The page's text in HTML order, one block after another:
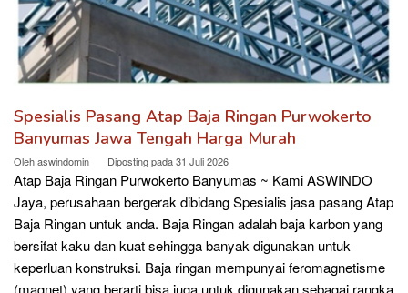
Spesialis Pasang Atap Baja Ringan Purwokerto
Banyumas Jawa Tengah Harga Murah
Olehaswindomin Diposting pada31 Juli 2026
Atap Baja Ringan Purwokerto Banyumas ~ Kami ASWINDO
Jaya, perusahaan bergerak dibidang Spesialis jasa pasang Atap
Baja Ringan untuk anda. Baja Ringan adalah baja karbon yang
bersifat kaku dan kuat sehingga banyak digunakan untuk
keperluan konstruksi. Baja ringan mempunyai feromagnetisme
(magnet) yang berarti bisa juga untuk digunakan sebagai rangka